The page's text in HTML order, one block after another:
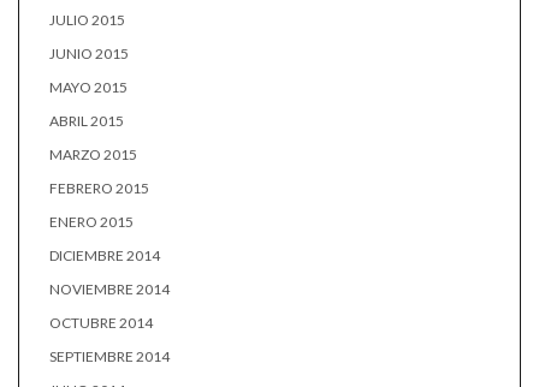
JULIO 2015
JUNIO 2015
MAYO 2015
ABRIL 2015
MARZO 2015
FEBRERO 2015
ENERO 2015
DICIEMBRE 2014
NOVIEMBRE 2014
OCTUBRE 2014
SEPTIEMBRE 2014